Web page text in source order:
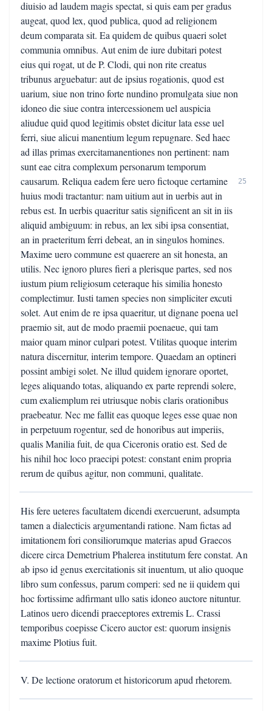
diuisio ad laudem magis spectat, si quis eam per gradus
augeat, quod lex, quod publica, quod ad religionem
deum comparata sit. Ea quidem de quibus quaeri solet
communia omnibus. Aut enim de iure dubitari potest
eius qui rogat, ut de P. Clodi, qui non rite creatus
tribunus arguebatur: aut de ipsius rogationis, quod est
uarium, siue non trino forte nundino promulgata siue non
idoneo die siue contra intercessionem uel auspicia
aliudue quid quod legitimis obstet dicitur lata esse uel
ferri, siue alicui manentium legum repugnare. Sed haec
ad illas primas exercitamanentiones non pertinent: nam
sunt eae citra complexum personarum temporum
causarum. Reliqua eadem fere uero fictoque certamine
huius modi tractantur: nam uitium aut in uerbis aut in
rebus est. In uerbis quaeritur satis significent an sit in iis
aliquid ambiguum: in rebus, an lex sibi ipsa consentiat,
an in praeteritum ferri debeat, an in singulos homines.
Maxime uero commune est quaerere an sit honesta, an
utilis. Nec ignoro plures fieri a plerisque partes, sed nos
iustum pium religiosum ceteraque his similia honesto
complectimur. Iusti tamen species non simpliciter excuti
solet. Aut enim de re ipsa quaeritur, ut dignane poena uel
praemio sit, aut de modo praemii poenaeue, qui tam
maior quam minor culpari potest. Vtilitas quoque interim
natura discernitur, interim tempore. Quaedam an optineri
possint ambigi solet. Ne illud quidem ignorare oportet,
leges aliquando totas, aliquando ex parte reprendi solere,
cum exaliemplum rei utriusque nobis claris orationibus
praebeatur. Nec me fallit eas quoque leges esse quae non
in perpetuum rogentur, sed de honoribus aut imperiis,
qualis Manilia fuit, de qua Ciceronis oratio est. Sed de
his nihil hoc loco praecipi potest: constant enim propria
rerum de quibus agitur, non communi, qualitate.
25
His fere ueteres facultatem dicendi exercuerunt, adsumpta
tamen a dialecticis argumentandi ratione. Nam fictas ad
imitationem fori consiliorumque materias apud Graecos
dicere circa Demetrium Phalerea institutum fere constat. An
ab ipso id genus exercitationis sit inuentum, ut alio quoque
libro sum confessus, parum comperi: sed ne ii quidem qui
hoc fortissime adfirmant ullo satis idoneo auctore nituntur.
Latinos uero dicendi praeceptores extremis L. Crassi
temporibus coepisse Cicero auctor est: quorum insignis
maxime Plotius fuit.
V. De lectione oratorum et historicorum apud rhetorem.